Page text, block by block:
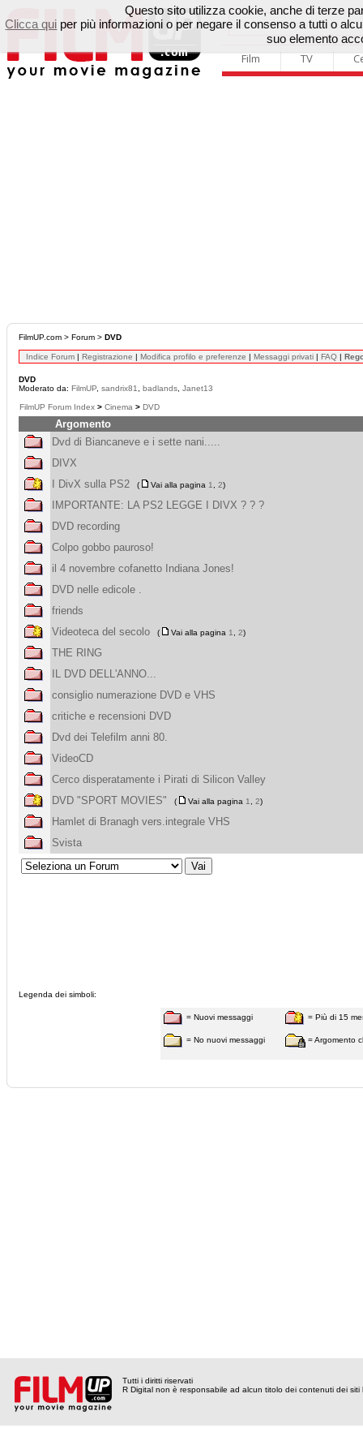
Film TV
FilmUP.com > Forum > DVD
Indice Forum | Registrazione | Modifica profilo e preferenze | Messaggi privati | FAQ |
DVD
Moderato da: FilmUP sandrix81 badlands Janet13
FilmUP Forum Index > Cinema > DVD
Argomento
Dvd di Biancaneve e i sette nani.....
DIVX
I DivX sulla PS2
( Vai alla pagina 1 2)
IMPORTANTE: LA PS2 LEGGE I DIVX ? ? ?
DVD recording
Colpo gobbo pauroso!
il 4 novembre cofanetto Indiana Jones!
DVD nelle edicole .
friends
Videoteca del secolo
( Vai alla pagina 1 2)
THE RING
IL DVD DELL'ANNO...
consiglio numerazione DVD e VHS
critiche e recensioni DVD
Dvd dei Telefilm anni 80.
VideoCD
Cerco disperatamente i Pirati di Silicon Valley
DVD "SPORT MOVIES"
( Vai alla pagina 1 2)
Hamlet di Branagh vers.integrale VHS
Svista
Legenda dei simboli:
= Nuovi messaggi
= No nuovi messaggi
= Più di 15
= Argomento
Tutti i diritti riservati
R Digital non è responsabile ad alcun titolo dei contenuti dei siti
Questo sito utilizza cookie, anche di terze
Clicca qui per più informazioni o per negare il consenso a tutti o
suo elemento